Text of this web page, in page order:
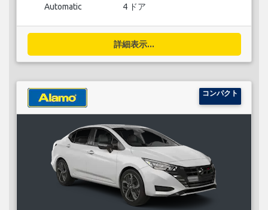
Automatic 4 ドア
詳細表示...
コンパクト